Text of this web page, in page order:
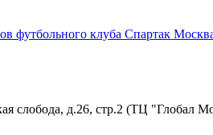
слобода, д.26, стр.2 (ТЦ "Глобал